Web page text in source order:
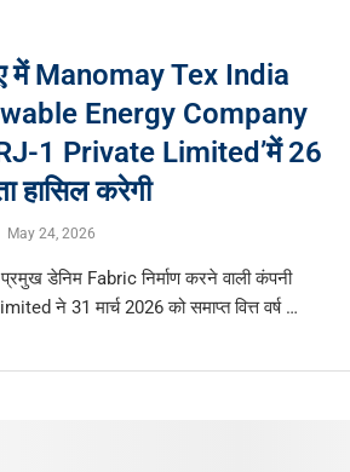
में Manomay Tex India
Energy Company
1 Private Limited’में 26
हासिल करेगी
May 24, 2026
डेनिम Fabric निर्माण करने वाली कंपनी
ने 31 मार्च 2026 को समाप्त वित्त वर्ष …